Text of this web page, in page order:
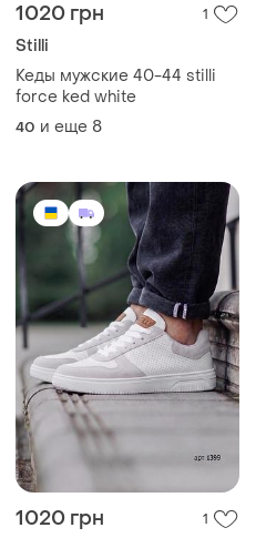
1020 грн 1
Stilli
Кеды мужские 40-44 stilli
force ked white
40 и еще 8
1020 грн 1